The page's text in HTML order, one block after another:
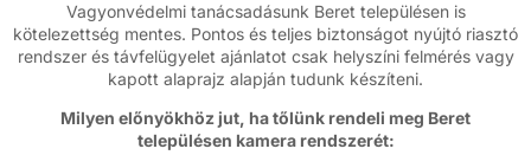
Vagyonvédelmi tanácsadásunk Beret településen is
kötelezettség mentes. Pontos és teljes biztonságot nyújtó riasztó
rendszer és távfelügyelet ajánlatot csak helyszíni felmérés vagy
kapott alaprajz alapján tudunk készíteni.
Milyen előnyökhöz jut, ha tőlünk rendeli meg Beret
településen kamera rendszerét: